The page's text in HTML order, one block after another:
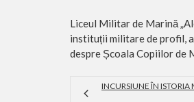
Liceul Militar de Marină
instituții militare de profil,
despre Școala Copiilor de
INCURSIUNE ÎN ISTORIA